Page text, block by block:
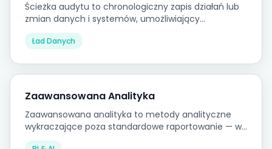
Ścieżka audytu to chronologiczny zapis działań lub
zmian danych i systemów, umożliwiający
rekonstrukcję zdarzeń i dostarczający dowodów dla
audytów sprawozdawczości finansowej i zgodności
Ład Danych
Zaawansowana Analityka
Zaawansowana analityka to metody analityczne
wykraczające poza standardowe raportowanie — w
tym modelowanie statystyczne, modelowanie